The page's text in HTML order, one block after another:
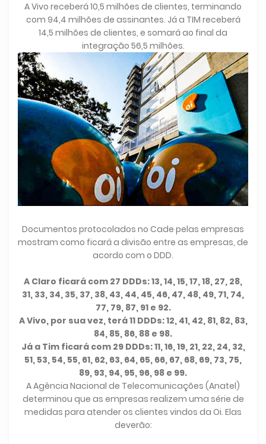
A Vivo receberá 10,5 milhões de clientes, terminando
com 94,4 milhões de assinantes. Já a TIM receberá
14,5 milhões de clientes, e somará ao final da
integração 56,5 milhões.
Documentos protocolados no Cade pelas empresas
mostram como ficará a divisão entre as empresas, de
acordo com o DDD.
A Claro ficará com 27 DDDs: 13, 14, 15, 17, 18, 27, 28,
31, 33, 34, 35, 37, 38, 43, 44, 45, 46, 47, 48, 49, 71, 74,
77, 79, 87, 91 e 92.
A Vivo, por sua vez, terá 11 DDDs: 12, 41, 42, 81, 82, 83,
84, 85, 86, 88 e 98.
Já a Tim ficará com 29 DDDs: 11, 16, 19, 21, 22, 24, 32,
51, 53, 54, 55, 61, 62, 63, 64, 65, 66, 67, 68, 69, 73, 75,
89, 93, 94, 95, 96, 98 e 99.
A Agência Nacional de Telecomunicações (Anatel)
determinou que as empresas realizem uma série de
medidas para atender os clientes vindos da Oi. Elas
deverão: